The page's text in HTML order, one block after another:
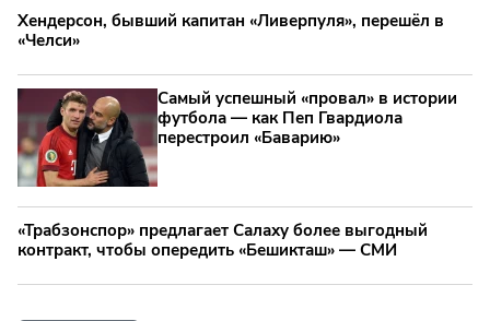
Хендерсон, бывший капитан «Ливерпуля», перешёл в
«Челси»
Самый успешный «провал» в истории
футбола — как Пеп Гвардиола
перестроил «Баварию»
«Трабзонспор» предлагает Салаху более выгодный
контракт, чтобы опередить «Бешикташ» — СМИ